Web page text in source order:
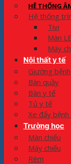
HỆ THỐNG
Hệ thống
Tivi
Màn
Máy
Nội thất y tế
Giường bệnh
Bàn quầy
Bàn y tế
Tủ y tế
Xe đẩy bệnh
Trường học
Màn chiếu
Máy chiếu
Rèm